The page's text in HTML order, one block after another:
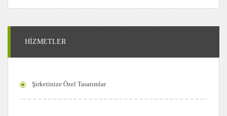
HİZMETLER
Şirketinize Özel Tasarımlar